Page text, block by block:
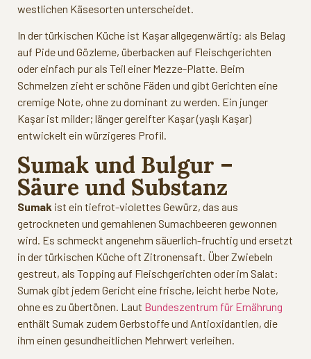
westlichen Käsesorten unterscheidet.
In der türkischen Küche ist Kaşar allgegenwärtig: als Belag
auf Pide und Gözleme, überbacken auf Fleischgerichten
oder einfach pur als Teil einer Mezze-Platte. Beim
Schmelzen zieht er schöne Fäden und gibt Gerichten eine
cremige Note, ohne zu dominant zu werden. Ein junger
Kaşar ist milder; länger gereifter Kaşar (yaşlı Kaşar)
entwickelt ein würzigeres Profil.
Sumak und Bulgur –
Säure und Substanz
Sumak ist ein tiefrot-violettes Gewürz, das aus
getrockneten und gemahlenen Sumachbeeren gewonnen
wird. Es schmeckt angenehm säuerlich-fruchtig und ersetzt
in der türkischen Küche oft Zitronensaft. Über Zwiebeln
gestreut, als Topping auf Fleischgerichten oder im Salat:
Sumak gibt jedem Gericht eine frische, leicht herbe Note,
ohne es zu übertönen. Laut Bundeszentrum für Ernährung
enthält Sumak zudem Gerbstoffe und Antioxidantien, die
ihm einen gesundheitlichen Mehrwert verleihen.